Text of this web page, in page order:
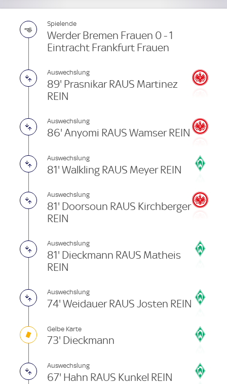
Aufstellung
Spielende
Werder Bremen Frauen 0 - 1
Eintracht Frankfurt Frauen
Auswechslung
89' Prasnikar RAUS Martinez
REIN
Auswechslung
86' Anyomi RAUS Wamser REIN
Auswechslung
81' Walkling RAUS Meyer REIN
Auswechslung
81' Doorsoun RAUS Kirchberger
REIN
Auswechslung
81' Dieckmann RAUS Matheis
REIN
Auswechslung
74' Weidauer RAUS Josten REIN
Gelbe Karte
73' Dieckmann
Auswechslung
67' Hahn RAUS Kunkel REIN